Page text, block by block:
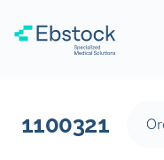
1100321